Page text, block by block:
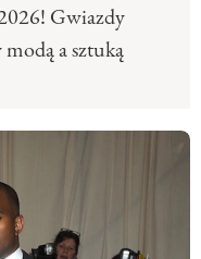
Gwiazdy
a sztuką